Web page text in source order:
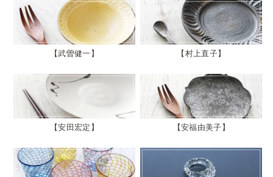
武曽健一 村上直子
安田宏定 安福由美子